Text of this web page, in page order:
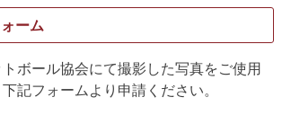
ーム
ボール協会にて撮影した写真をご使用
記フォームより申請ください。